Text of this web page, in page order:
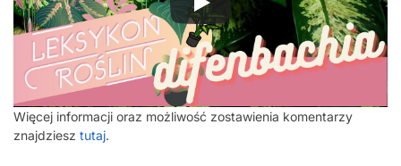
Więcej informacji oraz możliwość zostawienia komentarzy
znajdziesz tutaj.